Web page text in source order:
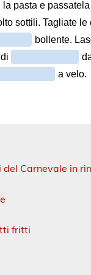
Carnevale in
fritti